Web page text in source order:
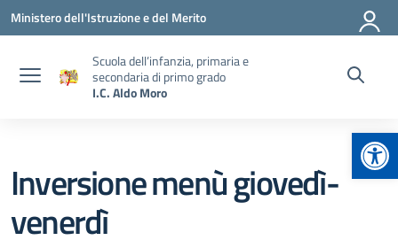
Vai ai contenuti
Vai al menu di navigazione
Vai al footer
Ministero dell'Istruzione e del Merito
Scuola dell’infanzia, primaria e
secondaria di primo grado
I.C. Aldo Moro
Inversione menù giovedì-
venerdì